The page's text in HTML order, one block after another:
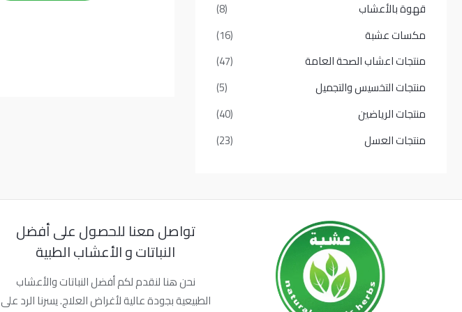
قهوة بالأعشاب
(8)
مكسات عشبة
(16)
منتجات اعشاب الصحة العامة
(47)
منتجات التخسيس والتجميل
(5)
منتجات الرياضين
(40)
منتجات العسل
(23)
تواصل معنا للحصول على أفضل
النباتات و الأعشاب الطبية
نحن هنا لنقدم لكم أفضل النباتات والأعشاب
الطبيعية بجودة عالية لأغراض العلاج. يسرنا الرد على